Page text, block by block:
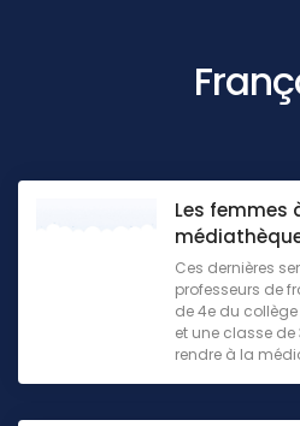
Les femmes
Ces dernières
professeurs de
de 4e du
et une classe
rendre à la